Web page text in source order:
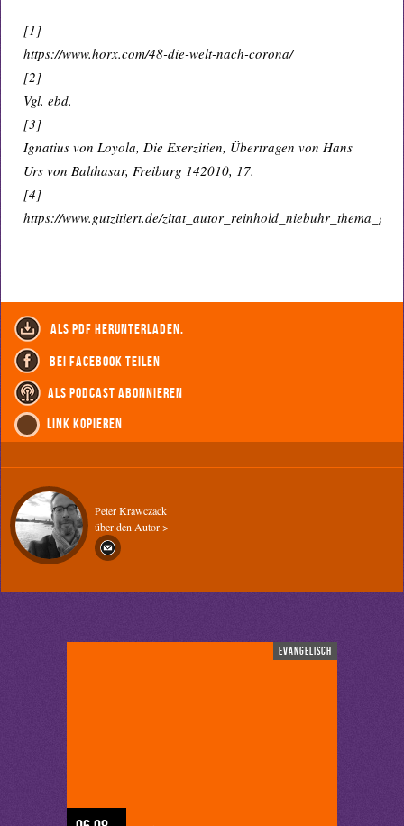
[1]
https://www.horx.com/48-die-welt-nach-corona/
[2]
Vgl. ebd.
[3]
Ignatius von Loyola, Die Exerzitien, Übertragen von Hans
Urs von Balthasar, Freiburg 142010, 17.
[4]
https://www.gutzitiert.de/
als PDF herunterladen.
bei Facebook teilen
als Podcast abonnieren
Link kopieren
Peter Krawczack
über den Autor >
evangelisch